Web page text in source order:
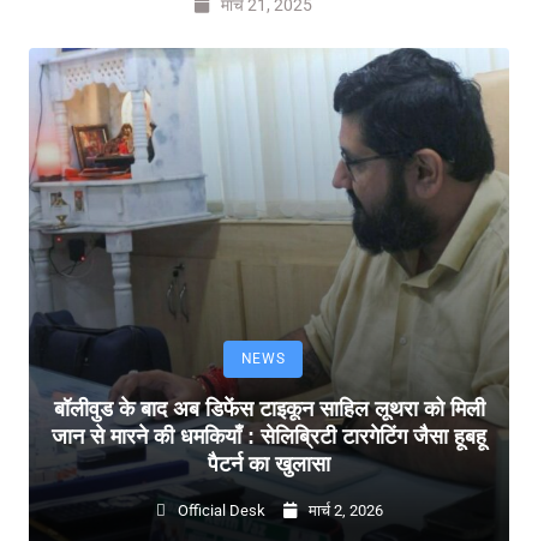
मार्च 21, 2025
NEWS
बॉलीवुड के बाद अब डिफेंस टाइकून साहिल लूथरा को मिली
जान से मारने की धमकियाँ : सेलिब्रिटी टारगेटिंग जैसा हूबहू
पैटर्न का खुलासा
Official Desk मार्च 2, 2026